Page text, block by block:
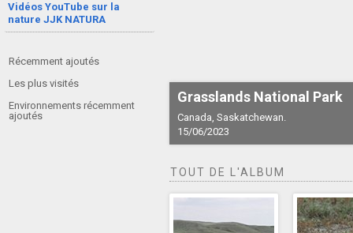
Vidéos YouTube sur la
nature JJK NATURA
Récemment ajoutés
Les plus visités
Environnements récemment
ajoutés
Grasslands National Park
Canada, Saskatchewan.
15/06/2023
TOUT DE L'ALBUM